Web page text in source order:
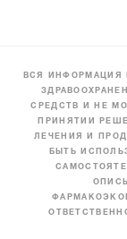
ВСЯ ИНФОРМАЦИЯ
СРЕДСТВ И НЕ
ПРИНЯТИИ
ЛЕЧЕНИЯ И
БЫТЬ